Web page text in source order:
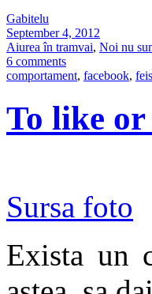
Gabitelu
September 4, 2012
Aiurea în tramvai, Noi nu
6 comments
comportament, facebook,
To like
Sursa foto
Exista un